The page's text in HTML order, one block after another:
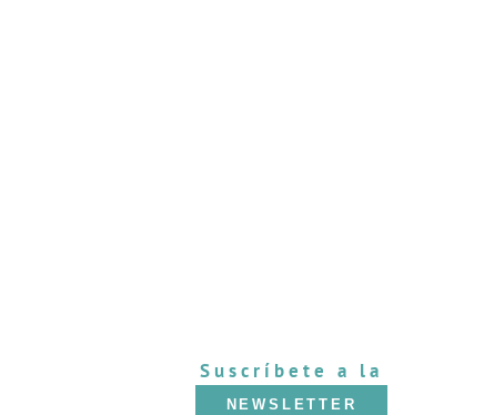
Suscríbete a la
NEWSLETTER